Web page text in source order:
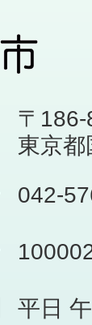
〒
東京
042-
平日